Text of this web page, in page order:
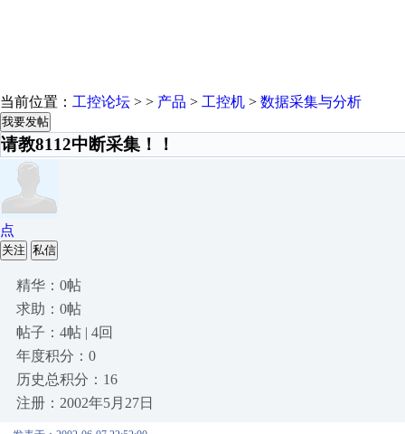
当前位置： 工控论坛 > > 产品 > 工控机 > 数据采集与分析
我要发帖
请教8112中断采集！！
点
关注 私信
精华：0帖
求助：0帖
帖子：4帖 | 4回
年度积分：0
历史总积分：16
注册：2002年5月27日